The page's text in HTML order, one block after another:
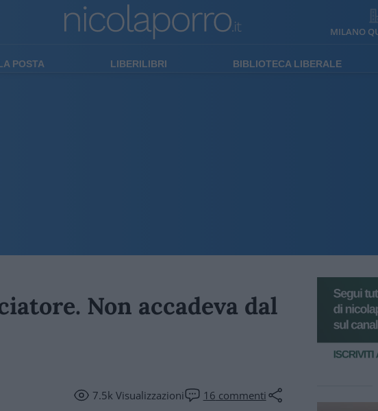
MILANO
POSTA LIBERILIBRI BIBLIOTECA LIBERALE
Non accadeva dal
7.5kVisualizzazioni 16 commenti